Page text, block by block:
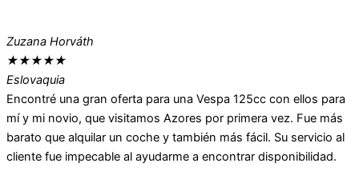
Zuzana Horváth
★★★★★
Eslovaquia
Encontré una gran oferta para una Vespa 125cc con ellos para
mí y mi novio, que visitamos Azores por primera vez. Fue más
barato que alquilar un coche y también más fácil. Su servicio al
cliente fue impecable al ayudarme a encontrar disponibilidad.